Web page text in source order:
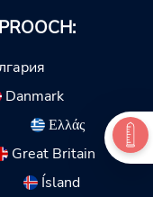
Danmark
Ελλάς
Great Britain
Ísland